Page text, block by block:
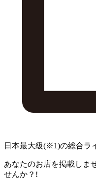
日本最大級(※1)の総合ラ
あなたのお店を掲載しま
せんか？!